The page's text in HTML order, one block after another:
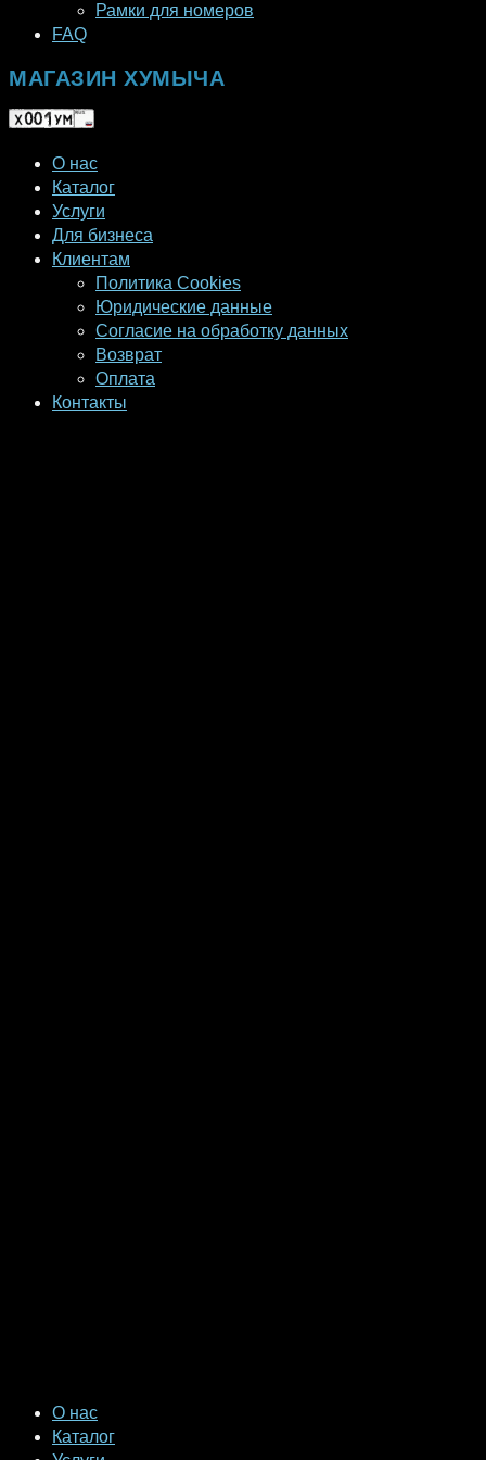
Рамки для номеров
FAQ
МАГАЗИН ХУМЫЧА
О нас
Каталог
Услуги
Для бизнеса
Клиентам
Политика Cookies
Юридические данные
Согласие на обработку данных
Возврат
Оплата
Контакты
О нас
Каталог